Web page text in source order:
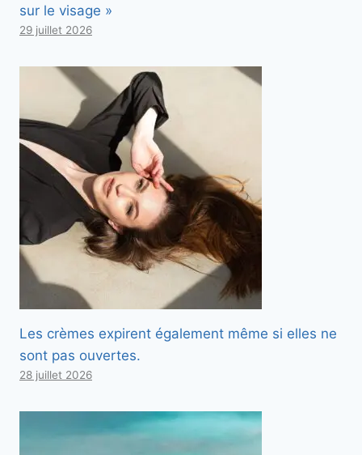
sur le visage »
29 juillet 2026
Les crèmes expirent également même si elles ne
sont pas ouvertes.
28 juillet 2026